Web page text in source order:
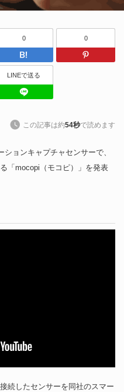
Facebook
0
はてなブッ
0
Tumblr
LINEで送る
この記事は約54秒で読めます
ョンキャプチャセンサーで、
「mocopi（モコピ）」を発表
続したセンサーを同社のスマー